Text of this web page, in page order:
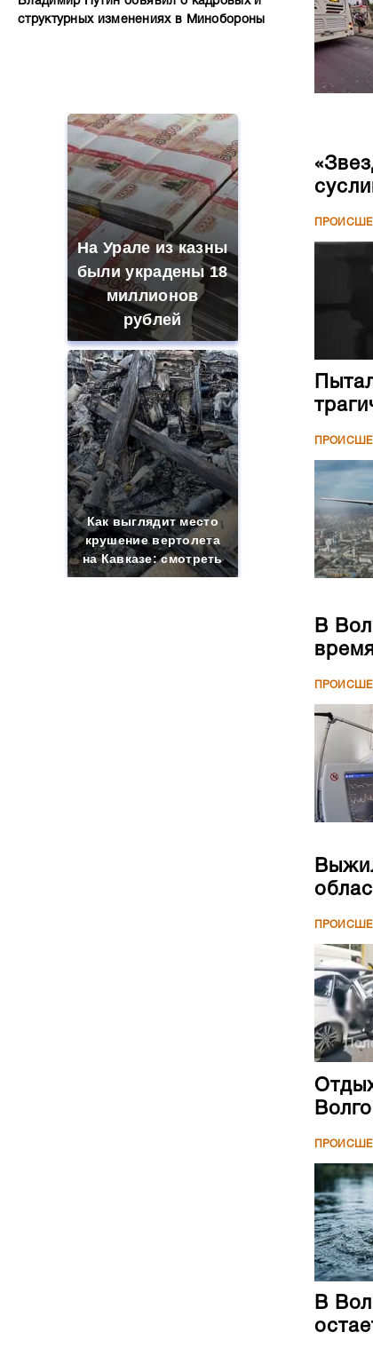
структурных изменениях в Минобороны
На Урале из казны
были украдены 18
миллионов
рублей
Как выглядит место
крушение вертолета
на Кавказе: смотреть
В
В